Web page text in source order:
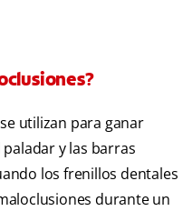
utilizan para ganar
y las barras
los frenillos dentales
durante un